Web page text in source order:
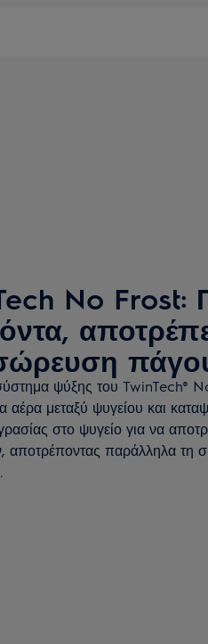
No Frost:
ψύξης του TwinTech®
αέρα μεταξύ ψυγείου και
στο ψυγείο για να
αποτρέποντας παράλληλα